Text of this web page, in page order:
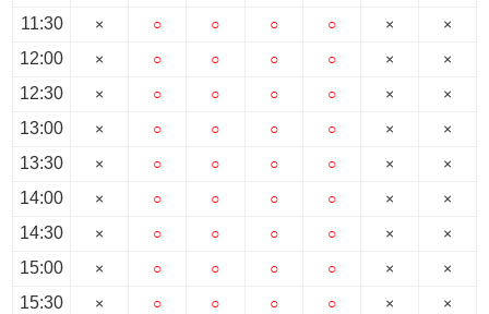
11:30
12:00
12:30
13:00
13:30
14:00
14:30
15:00
15:30
×
×
×
×
×
×
×
×
×
○
○
○
○
○
○
○
○
○
○
○
○
○
○
○
○
○
○
○
○
○
○
○
○
○
○
○
○
○
○
○
○
○
○
○
○
×
×
×
×
×
×
×
×
×
×
×
×
×
×
×
×
×
×